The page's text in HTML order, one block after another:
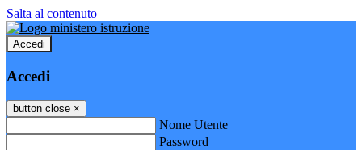
Salta al contenuto
Accedi
Accedi
button close ×
Nome Utente
Password